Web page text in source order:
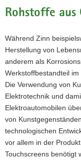
des
Glimmerschiefers
durch
violette
Farbtöne
werden,
können
die
Mineralphasen
Skarn-
führenden
Horizontes
durch
unterlagert
bräunlich)
und
die
vorliegenden
(Farben:
gelb-
bräunlich,
dunkelblau,
türkis,
grün,
braun,
Rohstoffe aus
Während Zinn
Herstellung von
anderem als
Werkstoffbestandteil im
Die Verwendung von
Elektrotechnik und
Elektroautomobilen
von
technologischen
vor allem in der
Touchscreens benötigt